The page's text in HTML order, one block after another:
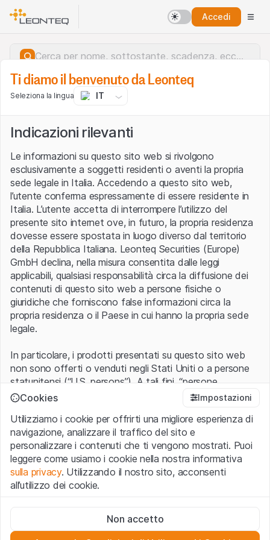
Accedi
Errore del server.
Ti diamo il benvenuto da Leonteq
Seleziona la lingua IT
Indicazioni rilevanti
Le informazioni su questo sito web si rivolgono
esclusivamente a soggetti residenti o aventi la propria
sede legale in Italia. Accedendo a questo sito web,
l’utente conferma espressamente di essere residente in
Italia. L’utente accetta di interrompere l’utilizzo del
presente sito internet ove, in futuro, la propria residenza
dovesse essere spostata in luogo diverso dal territorio
della Repubblica Italiana. Leonteq Securities (Europe)
GmbH declina, nella misura consentita dalle leggi
applicabili, qualsiasi responsabilità circa la diffusione dei
contenuti di questo sito web a persone fisiche o
giuridiche che forniscono false informazioni circa la
propria residenza o il Paese in cui hanno la propria sede
legale.
In particolare, i prodotti presentati su questo sito web
non sono offerti o venduti negli Stati Uniti o a persone
statunitensi (“U.S. persons”). A tali fini, “persone
statunitensi” vanno intese nel significato ad esse ascritto
1933 che include le persone residenti negli Stati Uniti
d’America, le società per azioni e le altre forme societarie
americane.
Condizioni di utilizzo e informazioni legali
Con l’accesso al sito web (di seguito, il “Sito”) si dichiara
avvertenze importanti e le condizioni di utilizzo ivi rese
Cookies Impostazioni
Utilizziamo i cookie per offrirti una migliore esperienza di
navigazione, analizzare il traffico del sito e
personalizzare i contenuti che ti vengono mostrati. Puoi
leggere come usiamo i cookie nella nostra informativa
sulla privacy. Utilizzando il nostro sito, acconsenti
all’utilizzo dei cookie.
Questi cookie sono necessari per il funzionamento del sito
web e non possono essere disattivati.
Non accetto